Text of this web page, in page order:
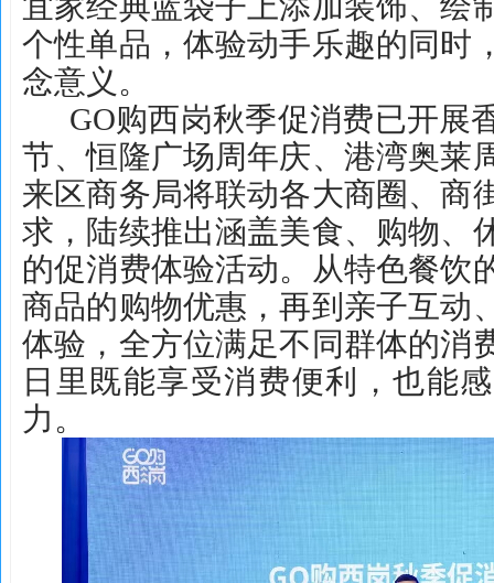
个性单品，体验动手乐趣的同时
念意义。
GO购西岗秋季促消费已开展
节、恒隆广场周年庆、港湾奥莱
来区商务局将联动各大商圈、商
求，陆续推出涵盖美食、购物、
的促消费体验活动。从特色餐饮
商品的购物优惠，再到亲子互动
体验，全方位满足不同群体的消
日里既能享受消费便利，也能
力。